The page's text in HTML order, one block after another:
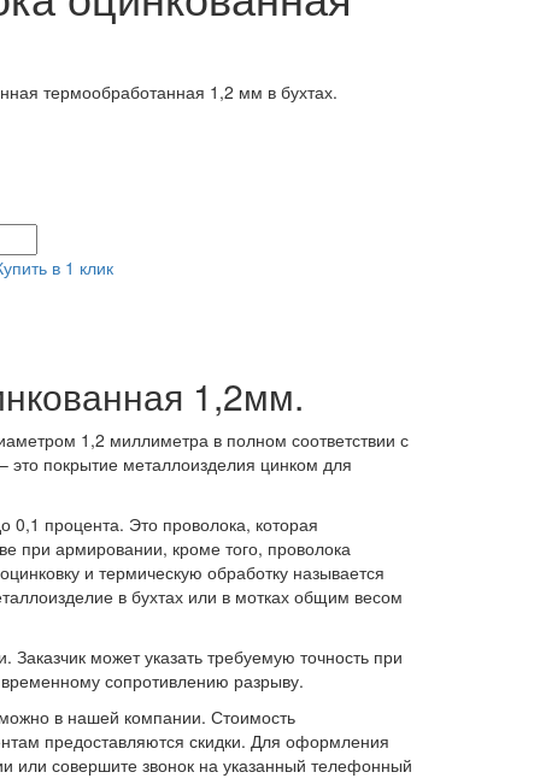
термообработанная 1,2 мм в бухтах.
в 1 клик
1,2мм.
1,2 миллиметра в полном соответствии с
покрытие металлоизделия цинком для
0,1 процента. Это проволока, которая
при армировании, кроме того, проволока
и термическую обработку называется
в бухтах или в мотках общим весом
может указать требуемую точность при
сопротивлению разрыву.
в нашей компании. Стоимость
предоставляются скидки. Для оформления
или совершите звонок на указанный телефонный